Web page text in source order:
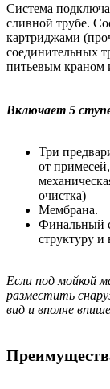
Система
сливной трубе.
картриджами
соединительных
питьевым краном
Включает 5
Три
от
очистка)
Мембрана.
Финальный
структуру и
Если под мойкой
разместить
вид и вполне